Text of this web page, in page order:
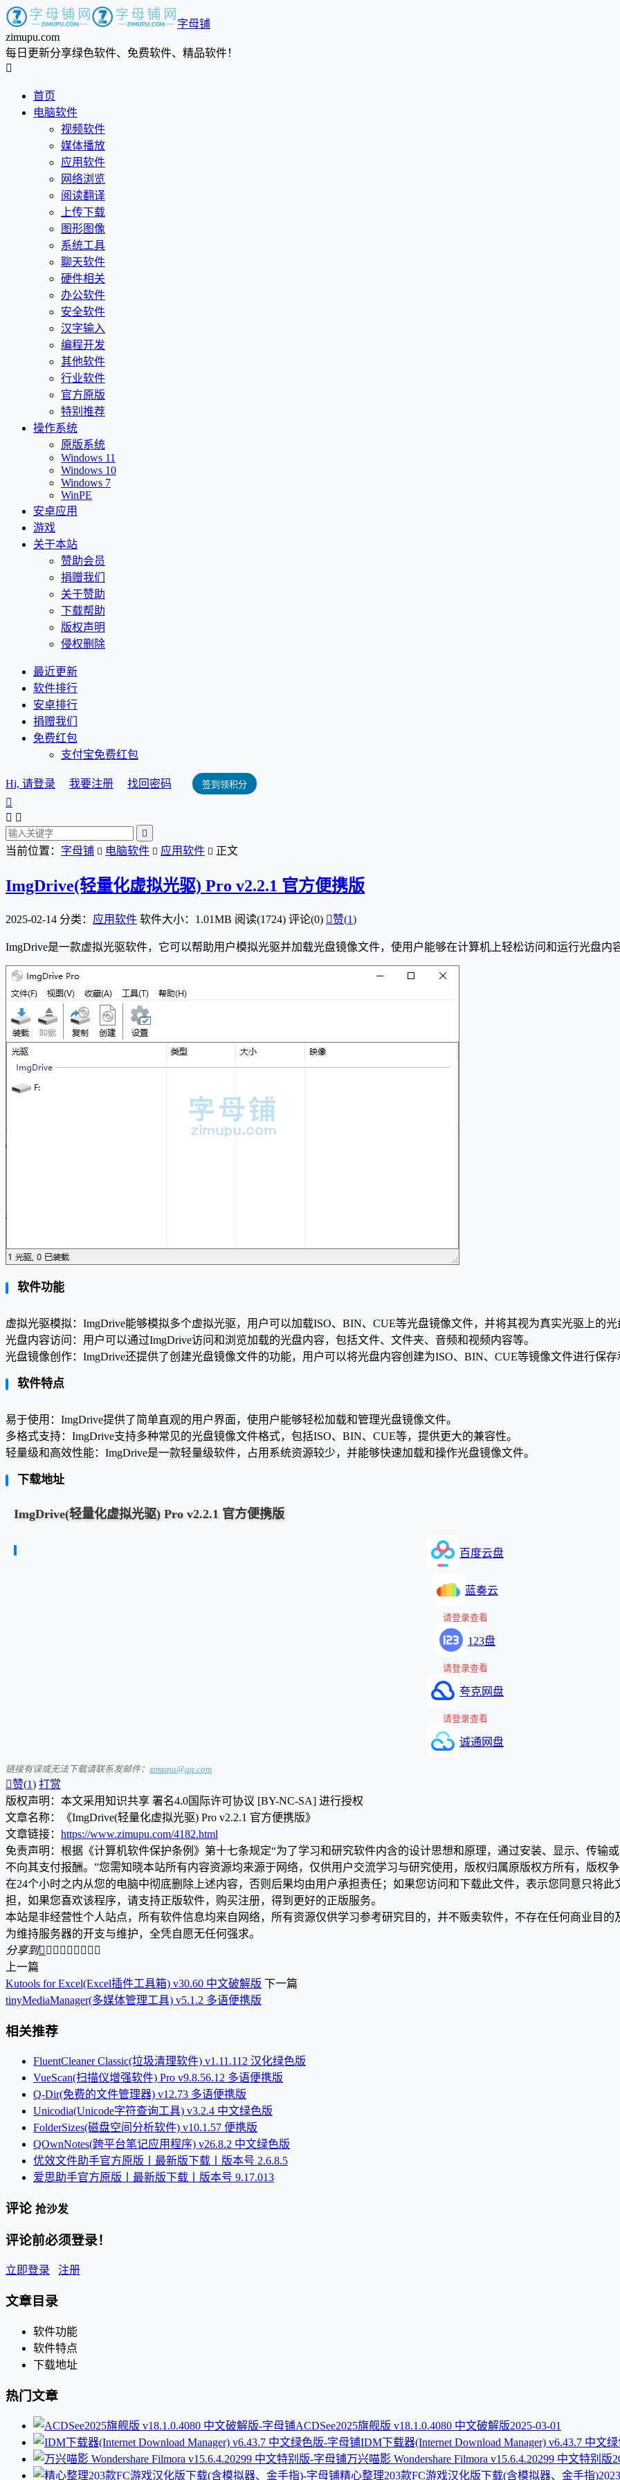
字母铺
zimupu.com
每日更新分享绿色软件、免费软件、精品软件！

首页
电脑软件
视频软件
媒体播放
应用软件
网络浏览
阅读翻译
上传下载
图形图像
系统工具
聊天软件
硬件相关
办公软件
安全软件
汉字输入
编程开发
其他软件
行业软件
官方原版
特别推荐
操作系统
原版系统
Windows 11
Windows 10
Windows 7
WinPE
安卓应用
游戏
关于本站
赞助会员
捐赠我们
关于赞助
下载帮助
版权声明
侵权删除
最近更新
软件排行
安卓排行
捐赠我们
免费红包
支付宝免费红包
Hi, 请登录 我要注册 找回密码 签到领积分

 

当前位置： 字母铺  电脑软件  应用软件  正文
ImgDrive(轻量化虚拟光驱) Pro v2.2.1 官方便携版
2025-02-14 分类： 应用软件 软件大小：1.01MB 阅读(1724) 评论(0) 赞(1)
ImgDrive是一款虚拟光驱软件，它可以帮助用户模拟光驱并加载光盘镜像文件，使用户能够在计算机上轻松访问和运行光盘内
软件功能
虚拟光驱模拟：ImgDrive能够模拟多个虚拟光驱，用户可以加载ISO、BIN、CUE等光盘镜像文件，并将其视为真实光驱上的光
光盘内容访问：用户可以通过ImgDrive访问和浏览加载的光盘内容，包括文件、文件夹、音频和视频内容等。
光盘镜像创作：ImgDrive还提供了创建光盘镜像文件的功能，用户可以将光盘内容创建为ISO、BIN、CUE等镜像文件进行保
软件特点
易于使用：ImgDrive提供了简单直观的用户界面，使用户能够轻松加载和管理光盘镜像文件。
多格式支持：ImgDrive支持多种常见的光盘镜像文件格式，包括ISO、BIN、CUE等，提供更大的兼容性。
轻量级和高效性能：ImgDrive是一款轻量级软件，占用系统资源较少，并能够快速加载和操作光盘镜像文件。
下载地址
ImgDrive(轻量化虚拟光驱) Pro v2.2.1 官方便携版
百度云盘
蓝奏云
请登录查看
123盘
请登录查看
夸克网盘
请登录查看
诚通网盘
链接有误或无法下载请联系发邮件： zimupu@qq.com
赞(1) 打赏
版权声明：本文采用知识共享 署名4.0国际许可协议 [BY-NC-SA] 进行授权
文章名称：《ImgDrive(轻量化虚拟光驱) Pro v2.2.1 官方便携版》
文章链接： https://www.zimupu.com/4182.html
免责声明：根据《计算机软件保护条例》第十七条规定“为了学习和研究软件内含的设计思想和原理，通过安装、显示、传输
不向其支付报酬。”您需知晓本站所有内容资源均来源于网络，仅供用户交流学习与研究使用，版权归属原版权方所有，版权
在24个小时之内从您的电脑中彻底删除上述内容，否则后果均由用户承担责任；如果您访问和下载此文件，表示您同意只将
担，如果您喜欢该程序，请支持正版软件，购买注册，得到更好的正版服务。
本站是非经营性个人站点，所有软件信息均来自网络，所有资源仅供学习参考研究目的，并不贩卖软件，不存在任何商业目
为维持服务器的开支与维护，全凭自愿无任何强求。
分享到        
上一篇
Kutools for Excel(Excel插件工具箱) v30.60 中文破解版 下一篇
tinyMediaManager(多媒体管理工具) v5.1.2 多语便携版
相关推荐
FluentCleaner Classic(垃圾清理软件) v1.11.112 汉化绿色版
VueScan(扫描仪增强软件) Pro v9.8.56.12 多语便携版
Q-Dir(免费的文件管理器) v12.73 多语便携版
Unicodia(Unicode字符查询工具) v3.2.4 中文绿色版
FolderSizes(磁盘空间分析软件) v10.1.57 便携版
QOwnNotes(跨平台笔记应用程序) v26.8.2 中文绿色版
优效文件助手官方原版丨最新版下载丨版本号 2.6.8.5
爱思助手官方原版丨最新版下载丨版本号 9.17.013
评论 抢沙发
评论前必须登录！
立即登录 注册
文章目录
软件功能
软件特点
下载地址
热门文章
ACDSee2025旗舰版 v18.1.0.4080 中文破解版2025-03-01
IDM下载器(Internet Download Manager) v6.43.7 中文
万兴喵影 Wondershare Filmora v15.6.4.20299 中文特别版
精心整理203款FC游戏汉化版下载(含模拟器、金手指)